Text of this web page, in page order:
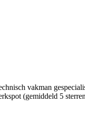
vakman
(gemiddeld 5